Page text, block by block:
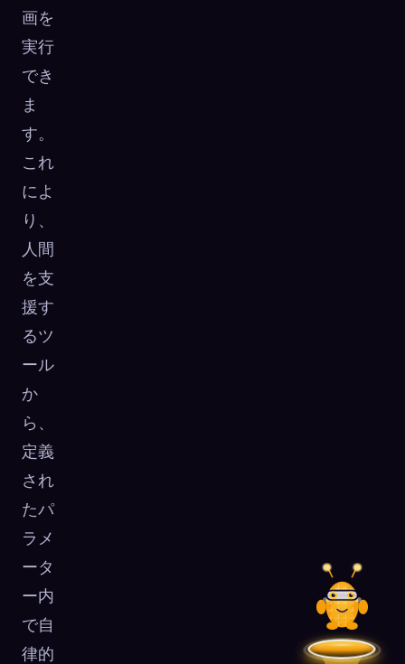
画を
実行
でき
ま
す。
これ
によ
り、
人間
を支
援す
るツ
ール
か
ら、
定義
され
たパ
ラメ
ータ
ー内
で自
律的